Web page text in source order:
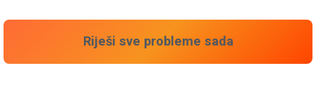
Riješi sve probleme sada